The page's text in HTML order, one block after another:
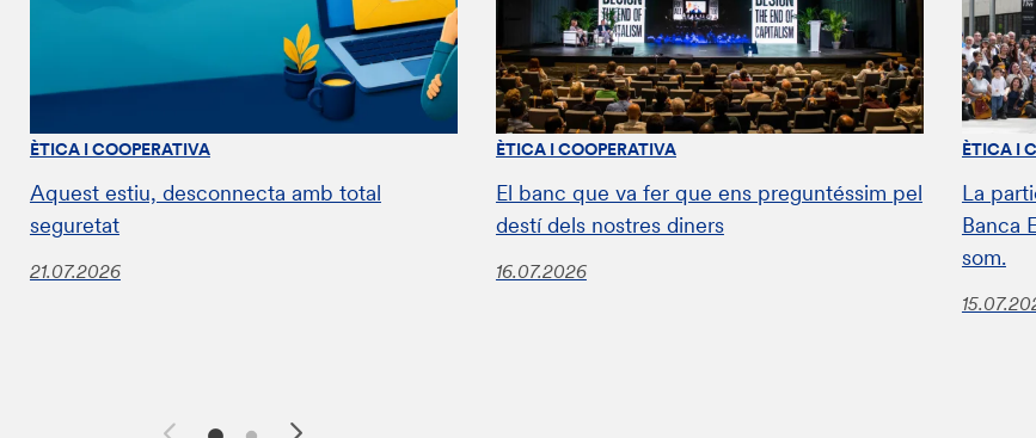
ÈTICA I COOPERATIVA
Aquest estiu, desconnecta amb total
seguretat
21.07.2026
ÈTICA I COOPERATIVA
El banc que va fer que ens preguntéssim pel
destí dels nostres diners
16.07.2026
ÈTICA I
La
Banca
som.